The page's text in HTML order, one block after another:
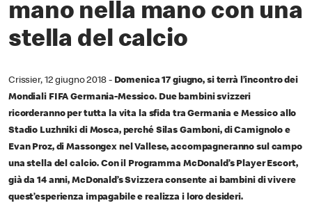
mano nella mano con una
stella del calcio
Crissier, 12 giugno 2018 - Domenica 17 giugno, si terrà l’incontro dei
Mondiali FIFA Germania-Messico. Due bambini svizzeri
ricorderanno per tutta la vita la sfida tra Germania e Messico allo
Stadio Luzhniki di Mosca, perché Silas Gamboni, di Camignolo e
Evan Proz, di Massongex nel Vallese, accompagneranno sul campo
una stella del calcio. Con il Programma McDonald’s Player Escort,
già da 14 anni, McDonald’s Svizzera consente ai bambini di vivere
quest’esperienza impagabile e realizza i loro desideri.